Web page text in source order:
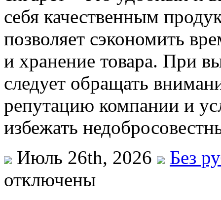
себя качественным
позволяет сэкономить
и хранение товара. При
следует обращать
репутацию компании и
избежать
Июль 26th, 2026
Без
отключены